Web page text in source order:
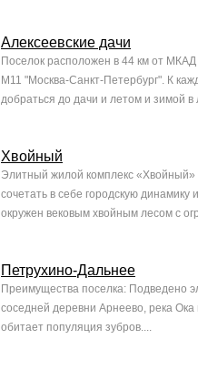
Алексеевские дачи
Поселок расположен в 44 км от
М11 "Москва-Санкт-Петербург". К
добраться до дачи и летом и зимой в
Хвойный
Элитный жилой комплекс «Хвойный»
сочетать в себе городскую
окружен вековым хвойным лесом с
Петрухино-Дальнее
Преимущества поселка: Подведено
соседней деревни Арнеево, река
обитает популяция зубров....